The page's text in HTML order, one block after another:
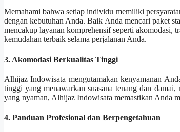
Memahami bahwa setiap individu memiliki
dengan kebutuhan Anda. Baik Anda mencari paket
mencakup layanan komprehensif seperti akomodasi,
kemudahan terbaik selama perjalanan Anda.
3. Akomodasi Berkualitas Tinggi
Alhijaz Indowisata mengutamakan kenyamanan
tinggi yang menawarkan suasana tenang dan
yang nyaman, Alhijaz Indowisata memastikan Anda
4. Panduan Profesional dan Berpengetahuan